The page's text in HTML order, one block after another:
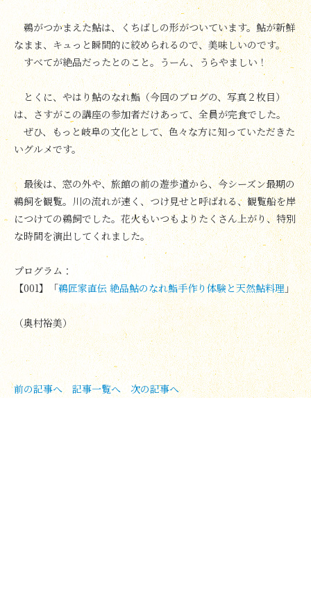
鵜がつかまえた鮎は、くちばしの形がついています。鮎が新鮮
なまま、キュっと瞬間的に絞められるので、美味しいのです。
すべてが絶品だったとのこと。うーん、うらやましい！
とくに、やはり鮎のなれ鮨（今回のブログの、写真２枚目）
は、さすがこの講座の参加者だけあって、全員が完食でした。
ぜひ、もっと岐阜の文化として、色々な方に知っていただきた
いグルメです。
最後は、窓の外や、旅館の前の遊歩道から、今シーズン最期の
鵜飼を観覧。川の流れが速く、つけ見せと呼ばれる、観覧船を岸
につけての鵜飼でした。花火もいつもよりたくさん上がり、特別
な時間を演出してくれました。
プログラム：
【001】「鵜匠家直伝 絶品鮎のなれ鮨手作り体験と天然鮎料理」
（奥村裕美）
前の記事へ 記事一覧へ 次の記事へ